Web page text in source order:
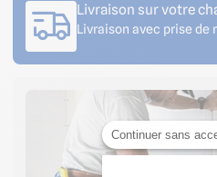
Livraison sur votre
Livraison avec prise de
Continuer sans